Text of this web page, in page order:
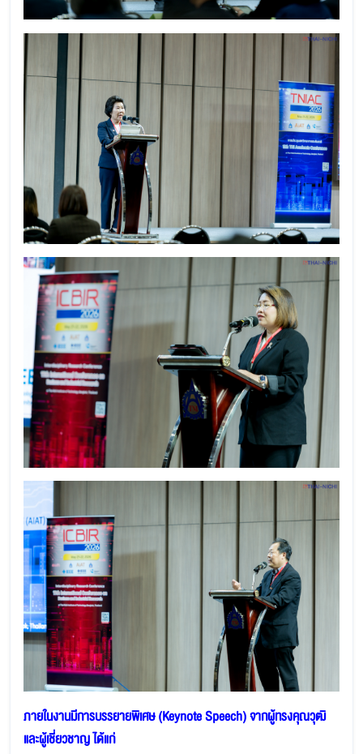
ภายในงานมีการบรรยายพิเศษ (Keynote Speech) จากผู้ทรงคุณวุฒิ
และผู้เชี่ยวชาญ ได้แก่